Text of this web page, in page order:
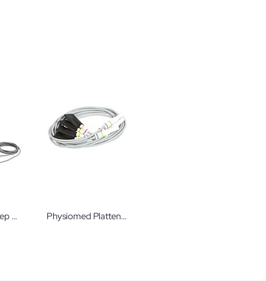
Physiomed Deep Oscillation® Personal Pro Physiomed Plattenelektrode EF 10 mit Kabel und Farbcodierung